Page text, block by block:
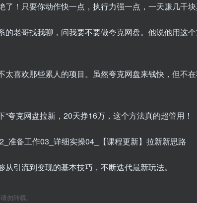
了！只要你动作快一点，执行力强一点，一天赚几千块
的老哥找我聊，问我要不要做夸克网盘。他说他用这
太喜欢那些累人的项目。虽然夸克网盘来钱快，但不
夸克网盘拉新，20天挣16万，这个方法真的超管用！
准备工作03_详细实操04_【课程更新】拉新新思路
引流到变现的基本技巧，不断迭代最新玩法。
勿转载。